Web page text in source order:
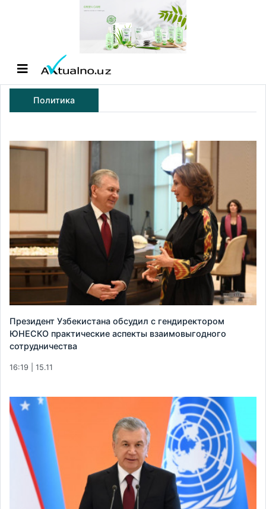
Политика
Президент Узбекистана обсудил с гендиректором
ЮНЕСКО практические аспекты взаимовыгодного
сотрудничества
16:19 | 15.11